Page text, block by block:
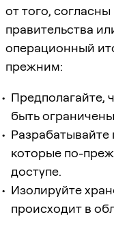
от того,
правительства
операционный
прежним:
Предполагайте,
быть
Разрабатывайте
которые по-
доступе.
Изолируйте
происходит в